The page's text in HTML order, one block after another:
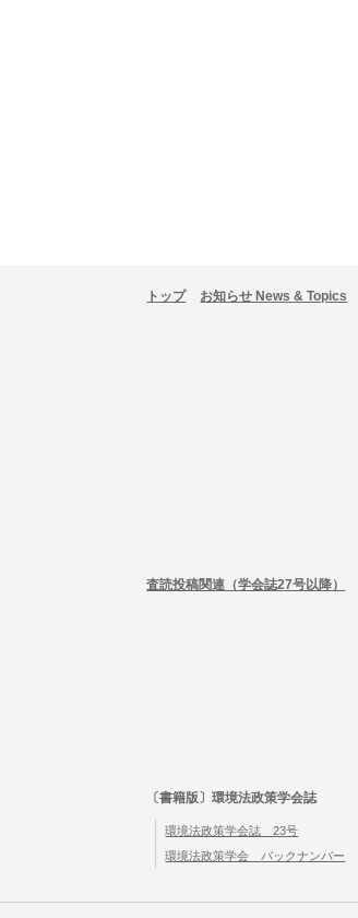
トップ お知らせ News & Topics
査読投稿関連（学会誌27号以降）
〔書籍版〕環境法政策学会誌
環境法政策学会誌 23号
環境法政策学会 バックナンバー